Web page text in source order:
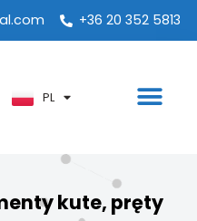
+36 20 352 5813
PL
PT
KO
AR
kute, pręty